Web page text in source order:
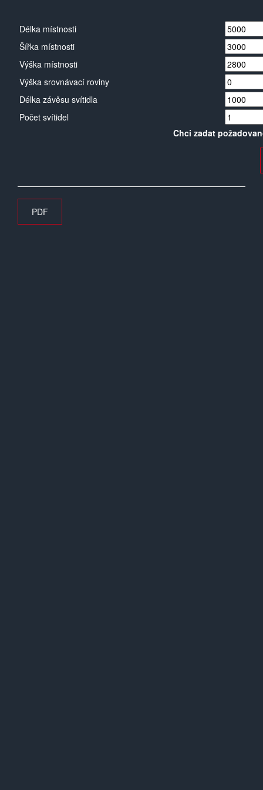
Délka místnosti
Šířka místnosti
Výška místnosti
Výška srovnávací roviny
Délka závěsu svítidla
Počet svítidel
Chci zadat